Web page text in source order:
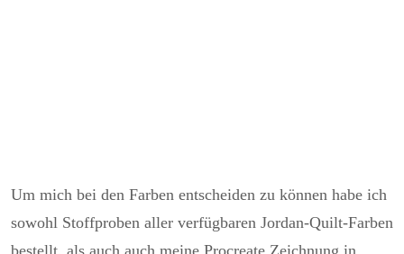
Um mich bei den Farben entscheiden zu können habe ich
sowohl Stoffproben aller verfügbaren Jordan-Quilt-Farben